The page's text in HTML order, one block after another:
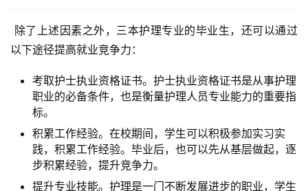
以下途径提高就业竞争力：
考取护士执业资格证书。护士执业资格证书是从事护理
职业的必备条件，也是衡量护理人员专业能力的重要指
标。
积累工作经验。在校期间，学生可以积极参加实习实
践，积累工作经验。毕业后，也可以先从基层做起，逐
步积累经验，提升竞争力。
提升专业技能。护理是一门不断发展进步的职业，学生